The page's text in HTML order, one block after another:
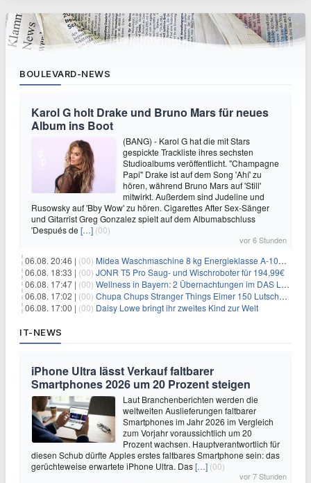
BOULEVARD-NEWS
Karol G holt Drake und Bruno Mars für neues
Album ins Boot
(BANG) - Karol G hat die mit Stars
gespickte Trackliste ihres sechsten
Studioalbums veröffentlicht. "Champagne
Papi" Drake ist auf dem Song 'Ahí' zu
hören, während Bruno Mars auf 'Still'
mitwirkt. Außerdem sind Judeline und
Rusowsky auf 'Bby Wow' zu hören. Cigarettes After Sex-Sänger
und Gitarrist Greg Gonzalez spielt auf dem Albumabschluss
'Después de […] (00)
vor 6 Stunden
06.08. 20:46 | (00) Midea Waschmaschine 8 kg Energieklasse A-10% 1400 U/Min für 289,97€
06.08. 18:33 | (00) JONR T5 Pro Saug- und Wischroboter für 194,99€
06.08. 17:47 | (00) Wellness in Bayern: 2 Übernachtungen im DAS LUDWIG Sports Resort inkl. HP + Wellness ab 174€ p.P.
06.08. 17:02 | (00) Chupa Chups Stranger Things Eimer 150 Lutscher für 21,95€
06.08. 17:00 | (00) Daisy Lowe bringt ihr zweites Kind zur Welt
IT-NEWS
iPhone Ultra lässt Verkauf faltbarer
Smartphones 2026 um 20 Prozent steigen
Laut Branchenberichten werden die
weltweiten Auslieferungen faltbarer
Smartphones im Jahr 2026 im Vergleich
zum Vorjahr voraussichtlich um 20
Prozent wachsen. Hauptverantwortlich für
diesen Schub dürfte Apples erstes faltbares Smartphone sein: das
gerüchteweise erwartete iPhone Ultra. Das[…] (00)
vor 7 Stunden